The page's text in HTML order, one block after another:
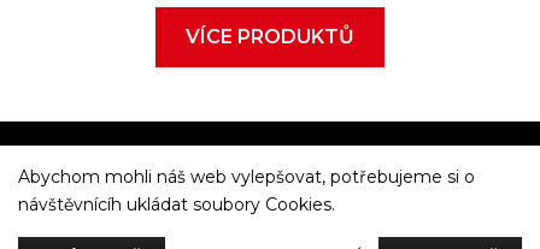
VÍCE PRODUKTŮ
Večeříme společně
Abychom mohli náš web vylepšovat, potřebujeme si o
návštěvnícíh ukládat soubory Cookies.